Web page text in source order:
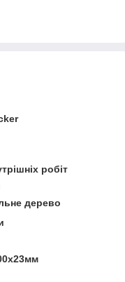
робіт
дерево